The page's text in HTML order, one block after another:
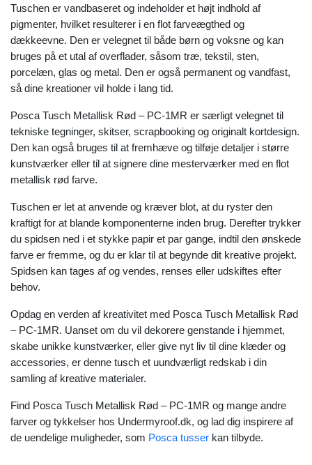
Tuschen er vandbaseret og indeholder et højt indhold af
pigmenter, hvilket resulterer i en flot farveægthed og
dækkeevne. Den er velegnet til både børn og voksne og kan
bruges på et utal af overflader, såsom træ, tekstil, sten,
porcelæn, glas og metal. Den er også permanent og vandfast,
så dine kreationer vil holde i lang tid.
Posca Tusch Metallisk Rød – PC-1MR er særligt velegnet til
tekniske tegninger, skitser, scrapbooking og originalt kortdesign.
Den kan også bruges til at fremhæve og tilføje detaljer i større
kunstværker eller til at signere dine mesterværker med en flot
metallisk rød farve.
Tuschen er let at anvende og kræver blot, at du ryster den
kraftigt for at blande komponenterne inden brug. Derefter trykker
du spidsen ned i et stykke papir et par gange, indtil den ønskede
farve er fremme, og du er klar til at begynde dit kreative projekt.
Spidsen kan tages af og vendes, renses eller udskiftes efter
behov.
Opdag en verden af kreativitet med Posca Tusch Metallisk Rød
– PC-1MR. Uanset om du vil dekorere genstande i hjemmet,
skabe unikke kunstværker, eller give nyt liv til dine klæder og
accessories, er denne tusch et uundværligt redskab i din
samling af kreative materialer.
Find Posca Tusch Metallisk Rød – PC-1MR og mange andre
farver og tykkelser hos Undermyroof.dk, og lad dig inspirere af
de uendelige muligheder, som Posca tusser kan tilbyde.